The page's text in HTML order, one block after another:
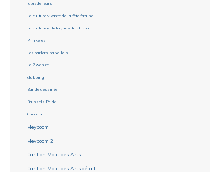
tapisdefleurs
La culture vivante de la fête foraine
La culture et le forçage du chicon
Prinkeres
Les parlers bruxellois
La Zwanze
clubbing
Bande dessinée
Brussels Pride
Chocolat
Meyboom
Meyboom 2
Carillon Mont des Arts
Carillon Mont des Arts détail